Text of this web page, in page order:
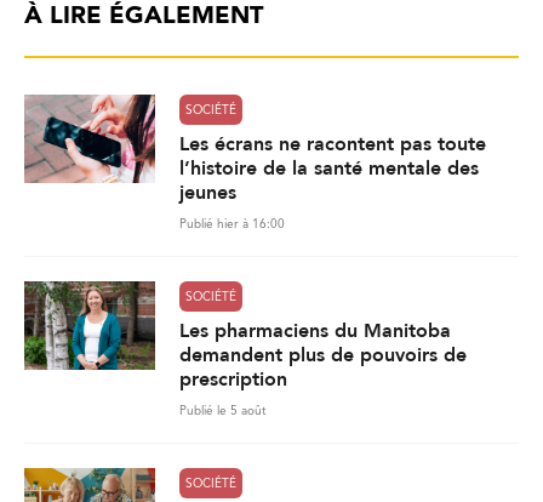
À LIRE ÉGALEMENT
SOCIÉTÉ
Les écrans ne racontent pas toute
l’histoire de la santé mentale des
jeunes
Publié hier à 16:00
SOCIÉTÉ
Les pharmaciens du Manitoba
demandent plus de pouvoirs de
prescription
Publié le 5 août
SOCIÉTÉ